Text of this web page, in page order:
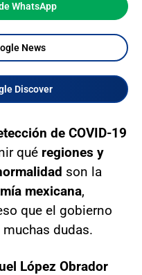
WhatsApp
News
Discover
de COVID-19
qué regiones y
son la
mexicana,
que el gobierno
dudas.
López Obrador